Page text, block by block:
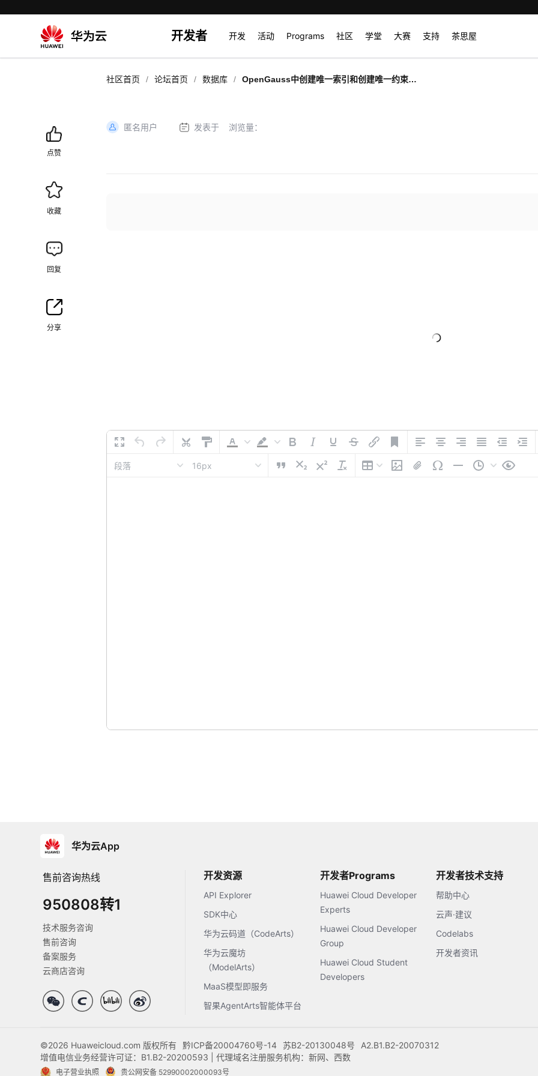
开发者 开发 活动 Programs 社区 学堂 大赛 支持 茶思屋
社区首页 / 论坛首页 / 数据库 /
OpenGauss中创建唯一索引和创建唯一约束的
点赞
收藏
回复
分享
匿名用户 发表于 浏览量：
段落 16px
华为云App
售前咨询热线
950808转1
技术服务咨询
售前咨询
备案服务
云商店咨询
开发资源
API Explorer
SDK中心
华为云码道（CodeArts）
华为云魔坊
（ModelArts）
MaaS模型即服务
智果AgentArts智能体平台
开发者Programs
Huawei Cloud Developer
Experts
Huawei Cloud Developer
Group
Huawei Cloud Student
Developers
开发者技术支持
帮助中心
云声·建议
Codelabs
开发者资讯
©2026 Huaweicloud.com 版权所有 黔ICP备20004760号-14 苏B2-20130048号
A2.B1.B2-20070312
增值电信业务经营许可证：B1.B2-20200593 | 代理域名注册服务机构：新网、西数
电子营业执照 贵公网安备 52990002000093号